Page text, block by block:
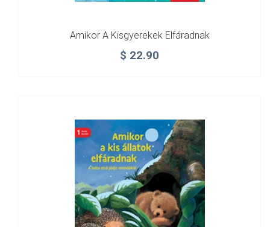
Amikor A Kisgyerekek Elfáradnak
$ 22.90